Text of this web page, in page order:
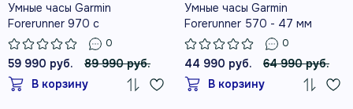
РАСШИРЕННЫЕ ФУНКЦИИ
ТРЕНИРОВОК И ВОССТАНОВЛЕНИЯ
Умные часы Garmin
Forerunner 970 с
серебристым безелем и
желто-белым ремешком
0
59 990 руб.
89 990 руб.
В корзину
Умные часы Garmin
Forerunner 570 - 47 мм
сланцево-серый алюминий с
черным ремешком
0
44 990 руб.
64 990 руб.
В корзину